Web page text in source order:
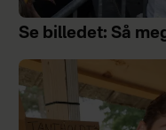
Se billedet: Så